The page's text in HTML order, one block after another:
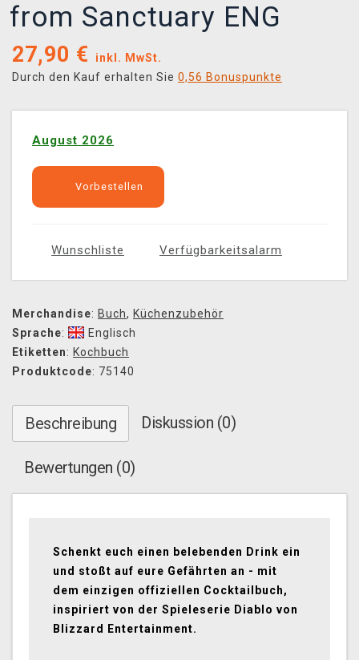
from Sanctuary ENG
27,90 €
inkl. MwSt.
Durch den Kauf erhalten Sie 0,56 Bonuspunkte
August 2026
Vorbestellen
Wunschliste Verfügbarkeitsalarm
Merchandise: Buch, Küchenzubehör
Sprache:
Englisch
Etiketten: Kochbuch
Produktcode: 75140
Beschreibung Diskussion (0)
Bewertungen (0)
Schenkt euch einen belebenden Drink ein
und stoßt auf eure Gefährten an - mit
dem einzigen offiziellen Cocktailbuch,
inspiriert von der Spieleserie Diablo von
Blizzard Entertainment.